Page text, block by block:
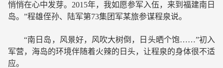
悄悄在心中发芽。2015年，我如愿参军入伍，来到福建南日
岛。”程雄侄孙、陆军第73集团军某旅参谋程泉说。
“南日岛，风景好，风吹大树倒，日头晒个饱……”初入
军营，海岛的环境伴随着火辣的日头，让程泉的身体很不适
应。